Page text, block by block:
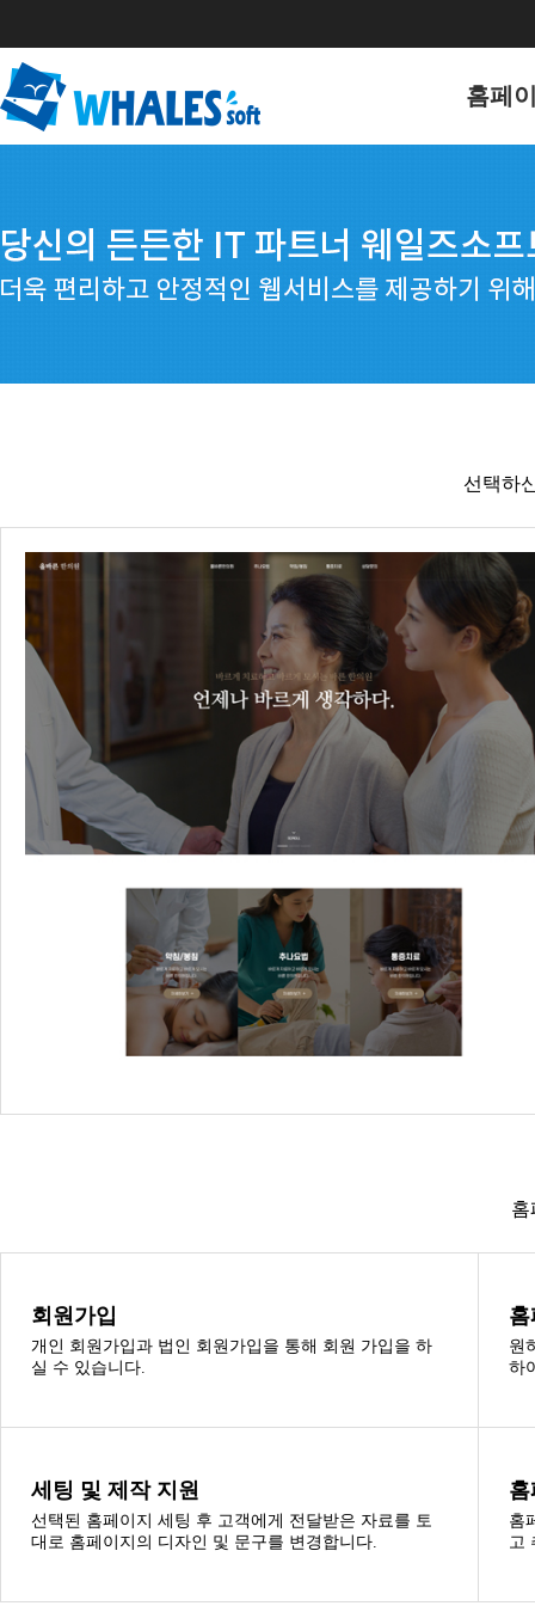
홈페
포트폴
선택하
홈
회원가입
개인 회원가입과 법인 회원가입을 통해 회원 가입을 하
실 수 있습니다.
원
하
세팅 및 제작 지원
선택된 홈페이지 세팅 후 고객에게 전달받은 자료를 토
대로 홈페이지의 디자인 및 문구를 변경합니다.
홈
고